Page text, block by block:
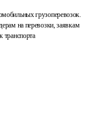
грузоперевозок.
на перевозки, заявкам
транспорта